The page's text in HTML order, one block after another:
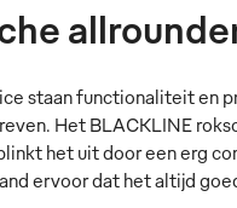
staan functionaliteit en
Het BLACKLINE
het uit door een erg
ervoor dat het altijd